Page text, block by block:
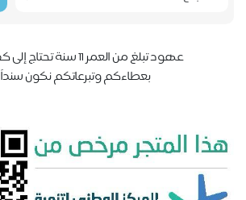
عهود تبلغ من العمر 11 سنة تحتاج إلى كفالة سنوية
بعطاءكم وتبرعاتكم نكون سنداً لها